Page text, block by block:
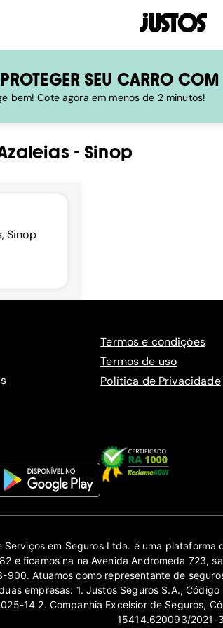
SEU CARRO COM
bem! Cote agora em menos de 2 minutos!
- Sinop
Sinop
Termos e condições
Termos de uso
Política de Privacidade
Serviços em Seguros Ltda. é uma
e ficamos na na Avenida Andromeda 723,
900. Atuamos como representante de
empresas: 1. Justos Seguros S.A., Código
14 2. Companhia Excelsior de Seguros,
15414.620093/2021-